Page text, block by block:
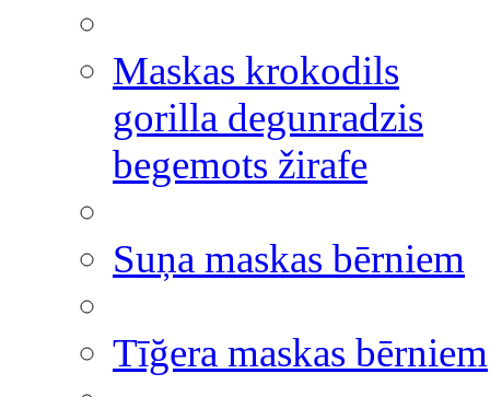
Maskas krokodils
gorilla degunradzis
begemots žirafe
Suņa maskas bērniem
Tīğera maskas bērniem